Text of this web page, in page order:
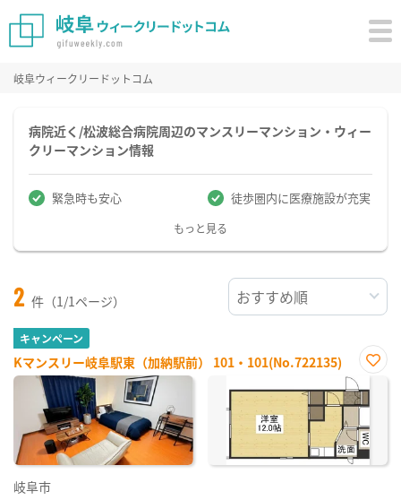
岐阜ウィークリードットコム
病院近く/松波総合病院周辺のマンスリーマンション・ウィー
クリーマンション情報
緊急時も安心 徒歩圏内に医療施設が充実
もっと見る
2 件（1/1ページ）
キャンペーン
Kマンスリー岐阜駅東（加納駅前） 101・101(No.722135)
お気
に入
り登
岐阜市